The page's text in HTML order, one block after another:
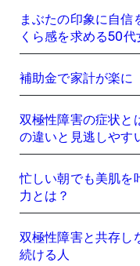
まぶたの印象に自信
くら感を求める50
補助金で家計が楽に
双極性障害の症状と
の違いと見逃しやす
忙しい朝でも美肌を
力とは？
双極性障害と共存し
続ける人